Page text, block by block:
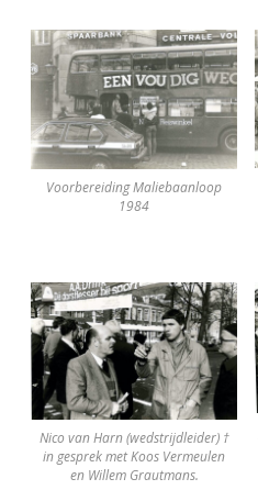
Voorbereiding Maliebaanloop
1984
Nico van Harn (wedstrijdleider) †
in gesprek met Koos Vermeulen
en Willem Grautmans.